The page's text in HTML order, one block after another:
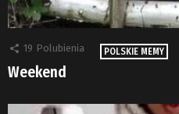
19 Polubienia POLSKIE MEMY
Weekend